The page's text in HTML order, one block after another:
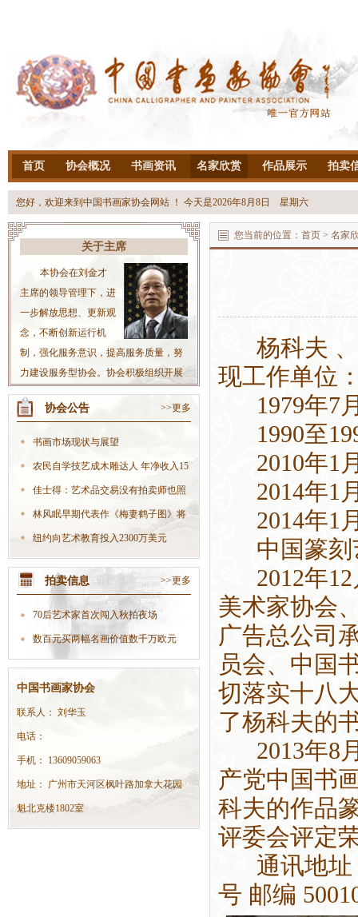
首页 协会概况 书画资讯 名家欣赏 作品展示 拍卖
您好，欢迎来到中国书画家协会网站 ！ 今天是2026年8月8日 星期六
关于主席
本协会在刘金才
主席的领导管理下，进
一步解放思想、更新观
念，不断创新运行机
制，强化服务意识，提高服务质量，努
力建设服务型协会。协会积极组织开展
丰富多彩的社会书法活动，不断扩大协
会影响力；积极开拓书法市场，大力发
手”、职能部门开展工作的“好伙伴”，在
全社会树立起良好的协会形象。
协会公告 >>更多
书画市场现状与展望
农民自学技艺成木雕达人 年净收入15
万
佳士得：艺术品交易没有拍卖师也照
样生
林风眠早期代表作《梅妻鹤子图》将
现身
纽约向艺术教育投入2300万美元
拍卖信息 >>更多
70后艺术家首次闯入秋拍夜场
数百元买两幅名画价值数千万欧元
中国书画家协会
联系人： 刘华玉
电话：
手机： 13609059063
地址： 广州市天河区枫叶路加拿大花园
魁北克楼1802室
您当前的位置： 首页 > 名家
杨科夫 、
现工作单位
1979年7
1990至
2010年1
2014年1
2014年1
中国篆刻
2012年12
美术家协会
广告总公司
员会、中国
切落实十八
了杨科夫的
2013年8月
产党中国书
科夫的作品
评委会评定
通讯地址
号 邮编